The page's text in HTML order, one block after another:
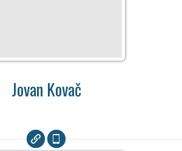
Jovan Kovač